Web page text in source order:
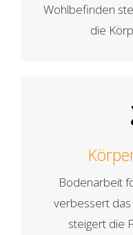
Wohlbefinden
die
Bodenarbeit
verbessert
steigert die